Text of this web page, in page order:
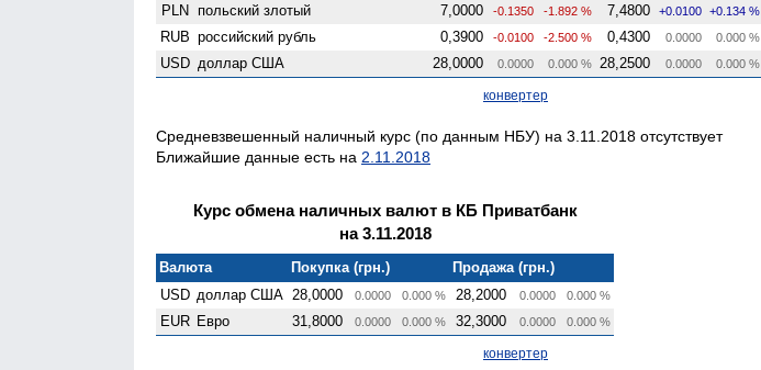
PLN польский злотый 7,0000 -0.1350 -1.892 % 7,4800 +0.0100 +0.134 %
RUB российский рубль 0,3900 -0.0100 -2.500 % 0,4300 0.0000 0.000 %
USD доллар США 28,0000 0.0000 0.000 % 28,2500 0.0000 0.000 %
конвертер
Средневзвешенный наличный курс (по данным НБУ) на 3.11.2018 отсутствует
Ближайшие данные есть на 2.11.2018
Курс обмена наличных валют в КБ Приватбанк
на 3.11.2018
Валюта Покупка (грн.)
Продажа (грн.)
USD доллар США 28,0000 0.0000 0.000 % 28,2000 0.0000 0.000 %
EUR Евро 31,8000 0.0000 0.000 % 32,3000 0.0000 0.000 %
конвертер